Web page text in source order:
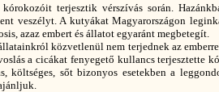
terjesztik vérszívás során.
veszélyt. A kutyákat Magyarországon
azaz embert és állatot egyaránt megbetegít.
közvetlenül nem terjednek az
a cicákat fenyegető kullancs terjesztette
költséges, sőt bizonyos esetekben a